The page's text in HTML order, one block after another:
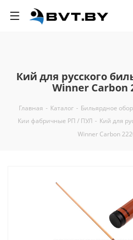
Кий для русского
Winner Carbon
Главная - Каталог - Бильярдное
Кии фабричные РП / ПУЛ - Кий для
Winner Carbon